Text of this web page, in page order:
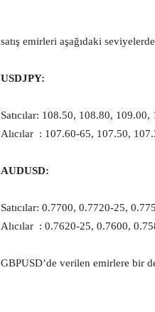
satış emirleri aşağıdaki
USDJPY:
Satıcılar: 108.50, 108.80,
Alıcılar : 107.60-65, 107.50,
AUDUSD:
Satıcılar: 0.7700, 0.7720-25,
Alıcılar : 0.7620-25, 0.7600,
GBPUSD’de verilen emirlere bir